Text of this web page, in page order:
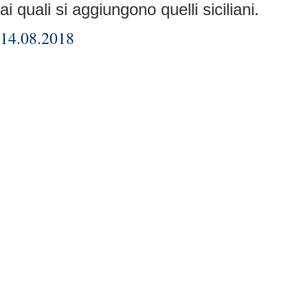
ai quali si aggiungono quelli siciliani.
14.08.2018